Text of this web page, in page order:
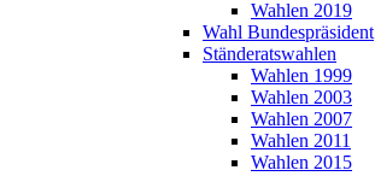
Wahlen 2019
Wahl Bundespräsident
Ständeratswahlen
Wahlen 1999
Wahlen 2003
Wahlen 2007
Wahlen 2011
Wahlen 2015